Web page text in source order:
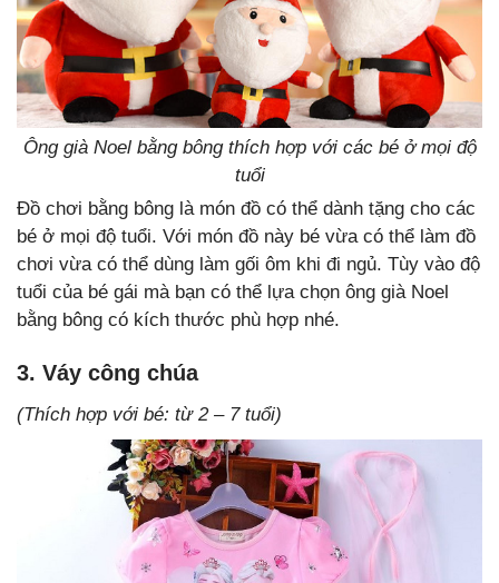
Ông già Noel bằng bông thích hợp với các bé ở mọi độ
tuổi
Đồ chơi bằng bông là món đồ có thể dành tặng cho các
bé ở mọi độ tuổi. Với món đồ này bé vừa có thể làm đồ
chơi vừa có thể dùng làm gối ôm khi đi ngủ. Tùy vào độ
tuổi của bé gái mà bạn có thể lựa chọn ông già Noel
bằng bông có kích thước phù hợp nhé.
3. Váy công chúa
(Thích hợp với bé: từ 2 – 7 tuổi)